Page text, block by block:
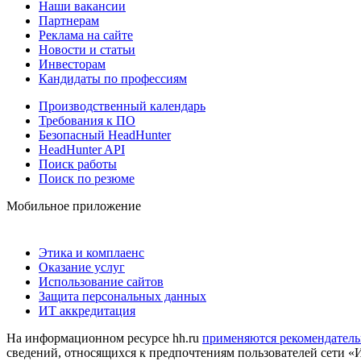
Наши вакансии
Партнерам
Реклама на сайте
Новости и статьи
Инвесторам
Кандидаты по профессиям
Производственный календарь
Требования к ПО
Безопасный HeadHunter
HeadHunter API
Поиск работы
Поиск по резюме
Мобильное приложение
Этика и комплаенс
Оказание услуг
Использование сайтов
Защита персональных данных
ИТ аккредитация
На информационном ресурсе hh.ru применяются
сведений, относящихся к предпочтениям пользователей сети